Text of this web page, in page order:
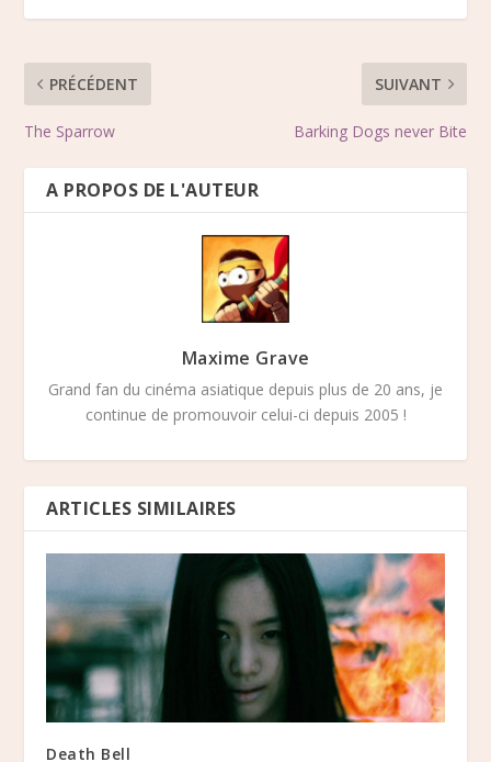
PRÉCÉDENT
The Sparrow
SUIVANT
Barking Dogs never Bite
A PROPOS DE L'AUTEUR
Maxime Grave
Grand fan du cinéma asiatique depuis plus de 20 ans, je
continue de promouvoir celui-ci depuis 2005 !
ARTICLES SIMILAIRES
Death Bell